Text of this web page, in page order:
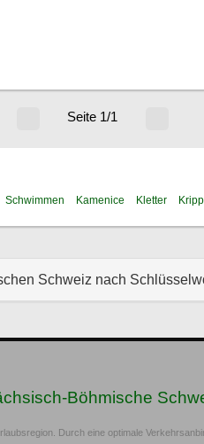
Seite 1/1
Schwimmen Kamenice Kletter
Schweiz nach
Böhmische
Durch eine optimale